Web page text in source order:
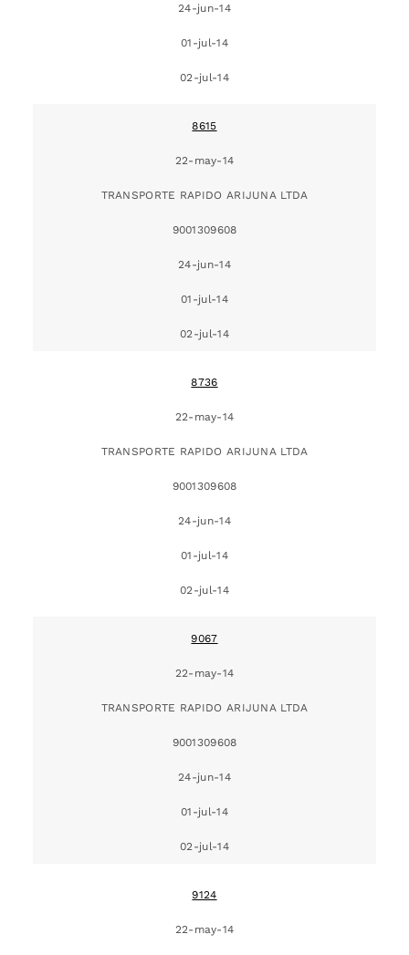
24-jun-14
01-jul-14
02-jul-14
8615
22-may-14
TRANSPORTE RAPIDO ARIJUNA LTDA
9001309608
24-jun-14
01-jul-14
02-jul-14
8736
22-may-14
TRANSPORTE RAPIDO ARIJUNA LTDA
9001309608
24-jun-14
01-jul-14
02-jul-14
9067
22-may-14
TRANSPORTE RAPIDO ARIJUNA LTDA
9001309608
24-jun-14
01-jul-14
02-jul-14
9124
22-may-14